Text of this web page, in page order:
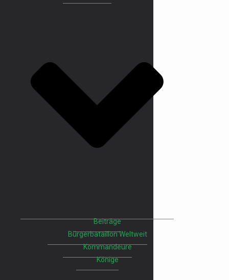
Beiträge
Bürgerbataillon Weltweit
Kommandeure
Könige